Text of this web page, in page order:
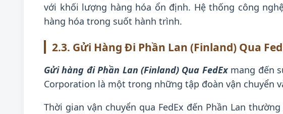
với khối lượng hàng hóa ổn định. Hệ thống công
hàng hóa trong suốt hành trình.
2.3. Gửi Hàng Đi Phần Lan (Finland) Qua
Gửi hàng đi Phần Lan (Finland) Qua FedExmang đến
Corporation là một trong những tập đoàn vận chuyển
Thời gian vận chuyển qua FedEx đến Phần Lan